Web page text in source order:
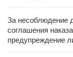
За несоблюдение
соглашения
предупреждение